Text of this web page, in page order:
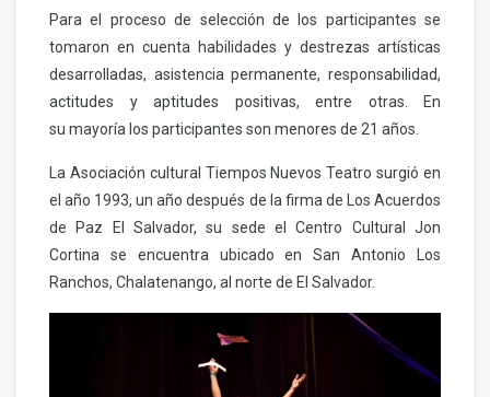
Para el proceso de selección de los participantes se
tomaron en cuenta habilidades y destrezas artísticas
desarrolladas, asistencia permanente, responsabilidad,
actitudes y aptitudes positivas, entre otras. En
su mayoría los participantes son menores de 21 años.
La Asociación cultural Tiempos Nuevos Teatro surgió en
el año 1993, un año después de la firma de Los Acuerdos
de Paz El Salvador, su sede el Centro Cultural Jon
Cortina se encuentra ubicado en San Antonio Los
Ranchos, Chalatenango, al norte de El Salvador.